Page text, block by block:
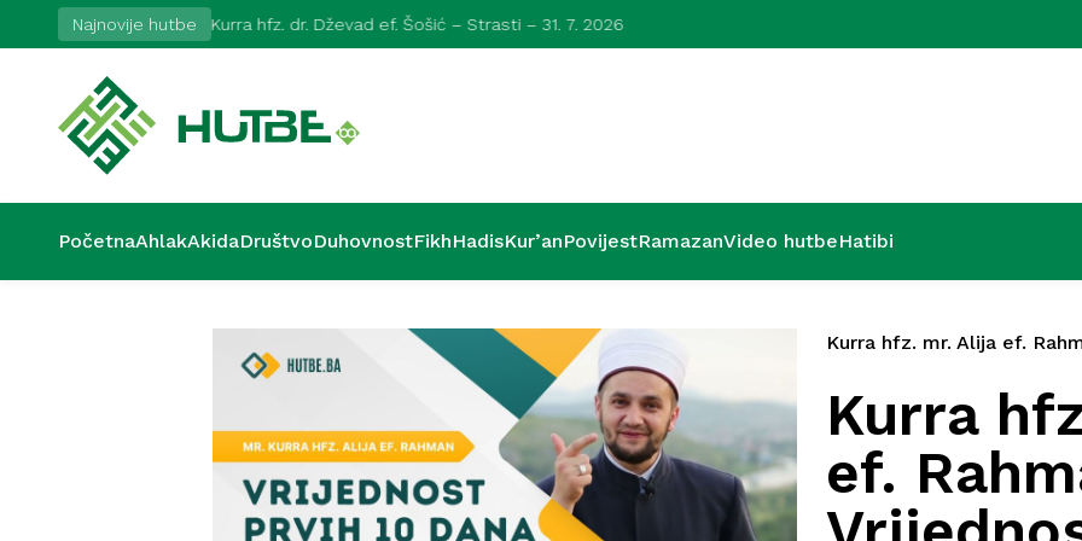
Najnovije hutbe Kurra hfz. dr. Dževad ef. Šošić – Strasti – 31. 7. 2026
PočetnaAhlakAkidaDruštvoDuhovnostFikhHadisKur’anPovijestRamazanVideo hutbeHatibi
Kurra hfz. mr. Alija ef.
Kurra
ef.